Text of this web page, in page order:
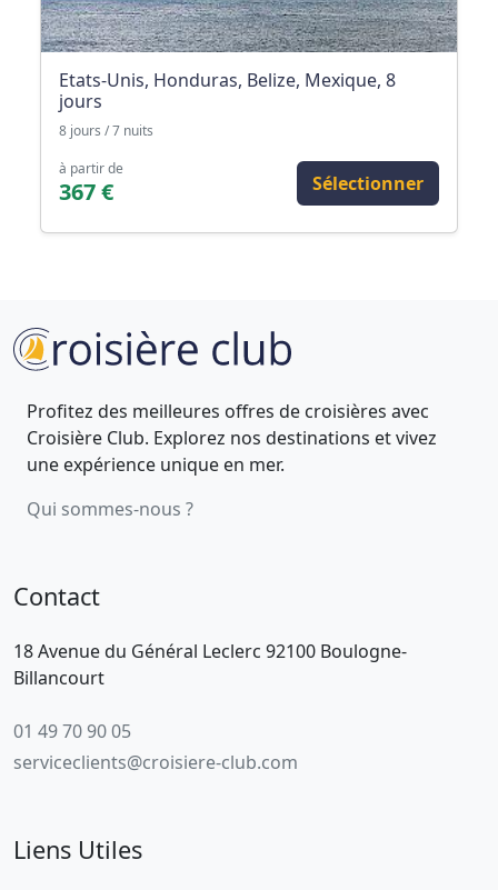
Etats-Unis, Honduras, Belize, Mexique, 8
jours
8 jours / 7 nuits
à partir de
367 € Sélectionner
Profitez des meilleures offres de croisières avec
Croisière Club. Explorez nos destinations et vivez
une expérience unique en mer.
Qui sommes-nous ?
Contact
18 Avenue du Général Leclerc 92100 Boulogne-
Billancourt
01 49 70 90 05
serviceclients@croisiere-club.com
Liens Utiles